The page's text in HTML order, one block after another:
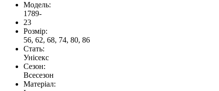
Модель:
1789-
23
Розмір:
56, 62, 68, 74, 80, 86
Стать:
Унісекс
Сезон:
Всесезон
Матеріал: